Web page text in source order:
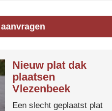
Nieuw plat dak
plaatsen
Vlezenbeek
Een slecht geplaatst plat